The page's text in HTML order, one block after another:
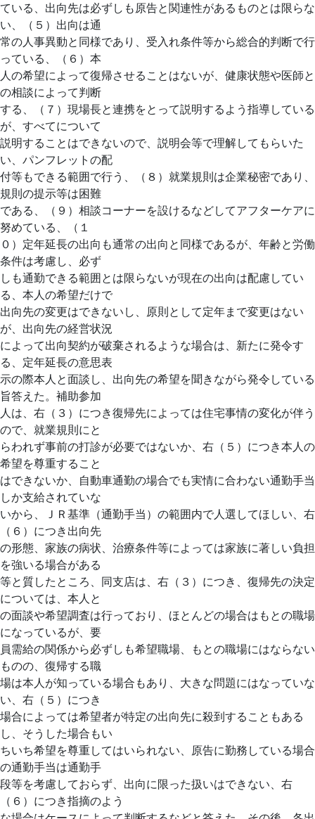
ている、出向先は必ずしも原告と関連性があるものとは限らな
い、（５）出向は通
常の人事異動と同様であり、受入れ条件等から総合的判断で行
っている、（６）本
人の希望によって復帰させることはないが、健康状態や医師と
の相談によって判断
する、（７）現場長と連携をとって説明するよう指導している
が、すべてについて
説明することはできないので、説明会等で理解してもらいた
い、パンフレットの配
付等もできる範囲で行う、（８）就業規則は企業秘密であり、
規則の提示等は困難
である、（９）相談コーナーを設けるなどしてアフターケアに
努めている、（１
０）定年延長の出向も通常の出向と同様であるが、年齢と労働
条件は考慮し、必ず
しも通勤できる範囲とは限らないが現在の出向は配慮してい
る、本人の希望だけで
出向先の変更はできないし、原則として定年まで変更はない
が、出向先の経営状況
によって出向契約が破棄されるような場合は、新たに発令す
る、定年延長の意思表
示の際本人と面談し、出向先の希望を聞きながら発令している
旨答えた。補助参加
人は、右（３）につき復帰先によっては住宅事情の変化が伴う
ので、就業規則にと
らわれず事前の打診が必要ではないか、右（５）につき本人の
希望を尊重すること
はできないか、自動車通勤の場合でも実情に合わない通勤手当
しか支給されていな
いから、ＪＲ基準（通勤手当）の範囲内で人選してほしい、右
（６）につき出向先
の形態、家族の病状、治療条件等によっては家族に著しい負担
を強いる場合がある
等と質したところ、同支店は、右（３）につき、復帰先の決定
については、本人と
の面談や希望調査は行っており、ほとんどの場合はもとの職場
になっているが、要
員需給の関係から必ずしも希望職場、もとの職場にはならない
ものの、復帰する職
場は本人が知っている場合もあり、大きな問題にはなっていな
い、右（５）につき
場合によっては希望者が特定の出向先に殺到することもある
し、そうした場合もい
ちいち希望を尊重してはいられない、原告に勤務している場合
の通勤手当は通勤手
段等を考慮しておらず、出向に限った扱いはできない、右
（６）につき指摘のよう